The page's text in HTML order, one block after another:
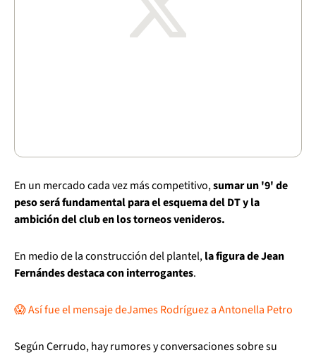
En un mercado cada vez más competitivo,sumar un '9' de
peso será fundamental para el esquema del DT y la
ambición del club en los torneos venideros.
En medio de la construcción del plantel,la figura de Jean
Fernándes destaca con interrogantes.
😱 Así fue el mensaje deJames Rodríguez a Antonella Petro
Según Cerrudo, hay rumores y conversaciones sobre su